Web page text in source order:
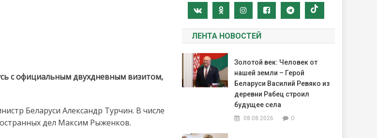
с официальным двухдневным визитом,
Беларуси Александр Турчин. В числе
дел Максим Рыженков.
ЛЕНТА НОВОСТЕЙ
Золотой век: Человек от
нашей земли – Герой
Беларуси Василий Ревяко из
деревни Рабец строил
будущее села
08.08.2026 0